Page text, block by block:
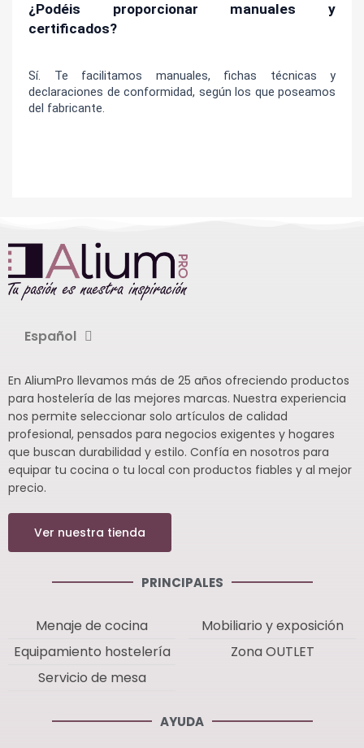
¿Podéis proporcionar manuales y
certificados?
Sí. Te facilitamos manuales, fichas técnicas y
declaraciones de conformidad, según los que poseamos
del fabricante.
Español
En AliumPro llevamos más de 25 años ofreciendo productos
para hostelería de las mejores marcas. Nuestra experiencia
nos permite seleccionar solo artículos de calidad
profesional, pensados para negocios exigentes y hogares
que buscan durabilidad y estilo. Confía en nosotros para
equipar tu cocina o tu local con productos fiables y al mejor
precio.
Ver nuestra tienda
PRINCIPALES
Menaje de cocina
Equipamiento hostelería
Servicio de mesa
Mobiliario y exposición
Zona OUTLET
AYUDA